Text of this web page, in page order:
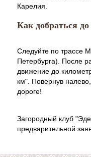
Карелия.
Как добраться
Следуйте по трассе
Петербурга). После
движение до
км". Повернув
дороге!
Загородный клуб
предварительной